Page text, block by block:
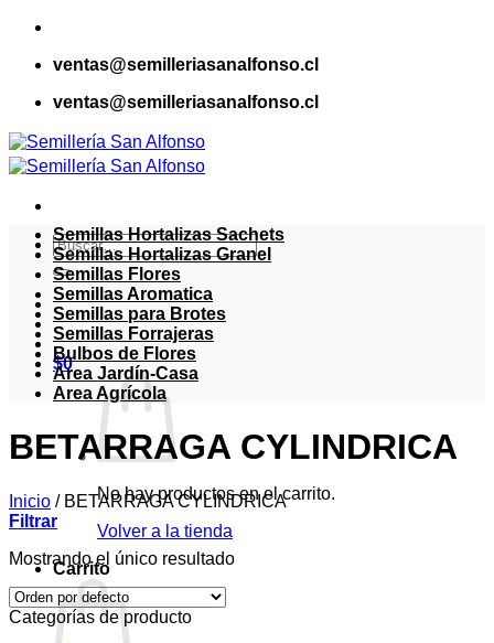
Saltar
contenidoventas@semilleriasanalfonso.cl
ventas@semilleriasanalfonso.cl
Buscar
por:
$0
No hay productos en el carrito.
Volver a la tienda
Carrito
Semillas Hortalizas Sachets
Semillas Hortalizas Granel
Semillas Flores
Semillas Aromatica
Semillas para Brotes
Semillas Forrajeras
Bulbos de Flores
Area Jardín-Casa
Area Agrícola
BETARRAGA CYLINDRICA
Inicio /BETARRAGA CYLINDRICA
Filtrar
Mostrando el único resultado
Categorías de producto